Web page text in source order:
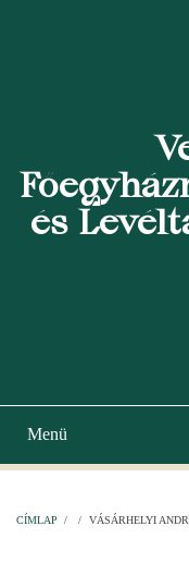
és
Main
navigation
Menü
CÍMLAP / / VÁSÁRHELYI